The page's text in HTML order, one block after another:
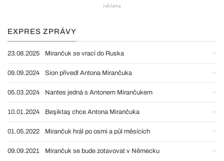
EXPRES ZPRÁVY
23.08.2025 Mirančuk se vrací do Ruska
09.09.2024 Sion přivedl Antona Mirančuka
05.03.2024 Nantes jedná s Antonem Mirančukem
10.01.2024 Beşiktaş chce Antona Mirančuka
01.05.2022 Mirančuk hrál po osmi a půl měsících
09.09.2021 Mirančuk se bude zotavovat v Německu